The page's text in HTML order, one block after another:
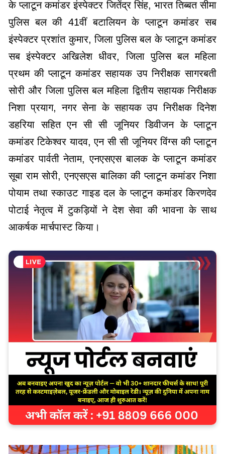
इंस्पेक्टर प्रशांत कुमार, जिला पुलिस बल के प्लाटून कमांडर
सब इंस्पेक्टर अखिलेश धीवर, जिला पुलिस बल महिला
प्रथम की प्लाटून कमांडर सहायक उप निरीक्षक सागरबती
सोरी और जिला पुलिस बल महिला द्वितीय सहायक निरीक्षक
निशा प्रयाग, नगर सेना के सहायक उप निरीक्षक दिनेश
डहरिया सहित एन सी सी जूनियर डिवीजन के प्लाटून
कमांडर टिकेश्वर यादव, एन सी सी जूनियर विंग्स की प्लाटून
कमांडर पार्वती नेताम, एनएसएस बालक के प्लाटून कमांडर
सूबा राम सोरी, एनएसएस बालिका की प्लाटून कमांडर निशा
पोयाम तथा स्काउट गाइड दल के प्लाटून कमांडर किरणदेव
पोटाई नेतृत्व में टुकड़ियों ने देश सेवा की भावना के साथ
आकर्षक मार्चपास्ट किया।